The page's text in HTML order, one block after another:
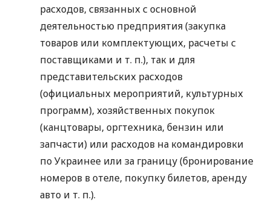
расходов, связанных с основной
деятельностью предприятия (закупка
товаров или комплектующих, расчеты с
поставщиками и т. п.), так и для
представительских расходов
(официальных мероприятий, культурных
программ), хозяйственных покупок
(канцтовары, оргтехника, бензин или
запчасти) или расходов на командировки
по Украинее или за границу (бронирование
номеров в отеле, покупку билетов, аренду
авто и т. п.).